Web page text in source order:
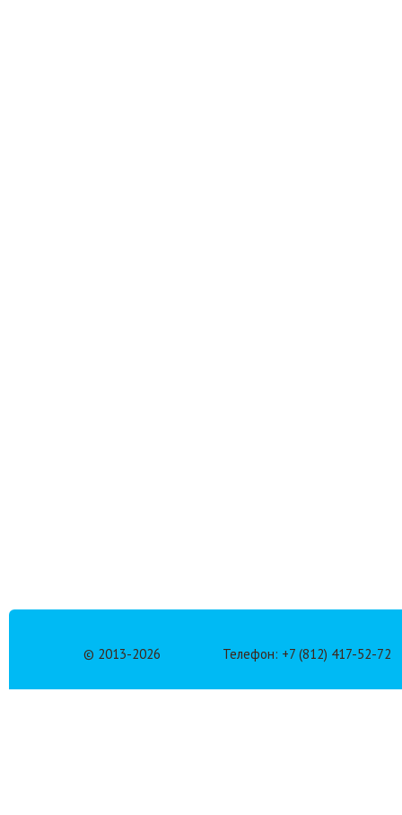
© 2013-2026 Телефон: +7 (812) 417-52-72